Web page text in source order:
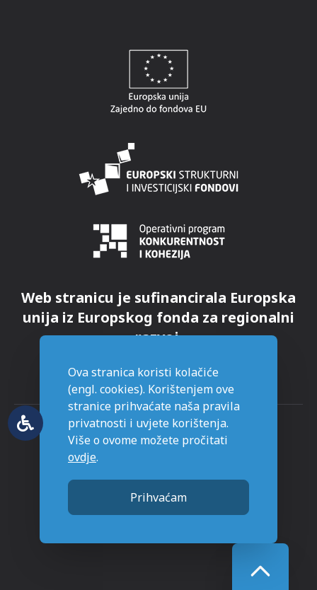
Web stranicu je sufinancirala Europska
unija iz Europskog fonda za regionalni
razvoj.
Stranice napravljene sa
Ova stranica koristi kolačiće
(engl. cookies). Korištenjem ove
stranice prihvaćate naša pravila
privatnosti i uvjete korištenja.
Više o ovome možete pročitati
ovdje.
Prihvaćam